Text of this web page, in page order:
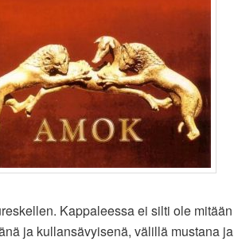
Kappaleessa ei silti ole mitään
ja kullansävyisenä, välillä mustana ja